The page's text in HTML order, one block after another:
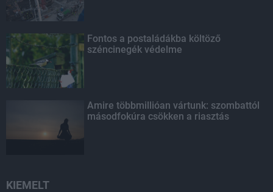
Fontos a postaládákba költöző
széncinegék védelme
Amire többmillióan vártunk: szombattól
másodfokúra csökken a riasztás
KIEMELT